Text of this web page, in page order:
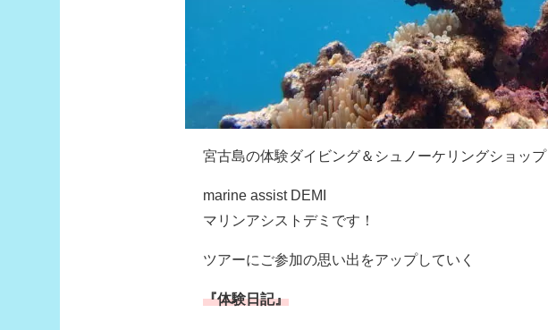
宮古島の体験ダイビング＆シュノーケリングショップ
marine assist DEMI
マリンアシストデミです！
ツアーにご参加の思い出をアップしていく
『体験日記』